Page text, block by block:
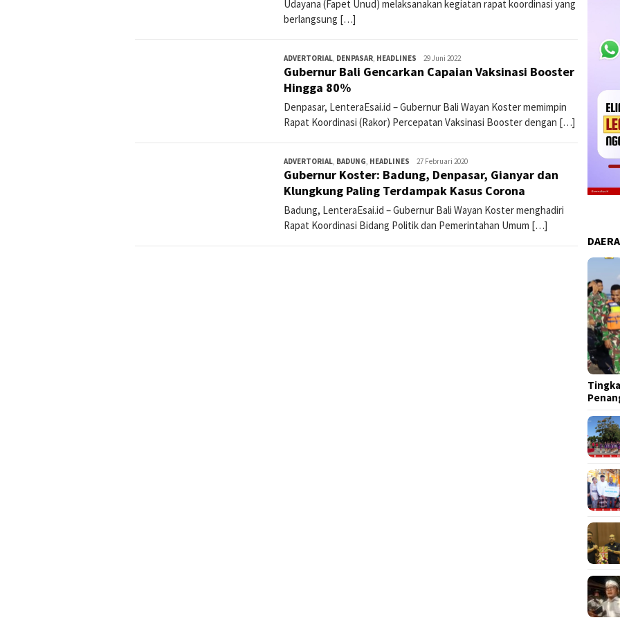
Udayana (Fapet Unud) melaksanakan kegiatan rapat koordinasi yang
berlangsung […]
ADVERTORIAL DENPASAR HEADLINES lentera3
29 Juni 2022
Gubernur Bali Gencarkan Capaian Vaksinasi Booster
Hingga 80%
Denpasar, LenteraEsai.id – Gubernur Bali Wayan Koster memimpin
Rapat Koordinasi (Rakor) Percepatan Vaksinasi Booster dengan […]
ADVERTORIAL BADUNG HEADLINES lentera
esai
27 Februari 2020
Gubernur Koster: Badung, Denpasar, Gianyar dan
Klungkung Paling Terdampak Kasus Corona
Badung, LenteraEsai.id – Gubernur Bali Wayan Koster menghadiri
Rapat Koordinasi Bidang Politik dan Pemerintahan Umum […]